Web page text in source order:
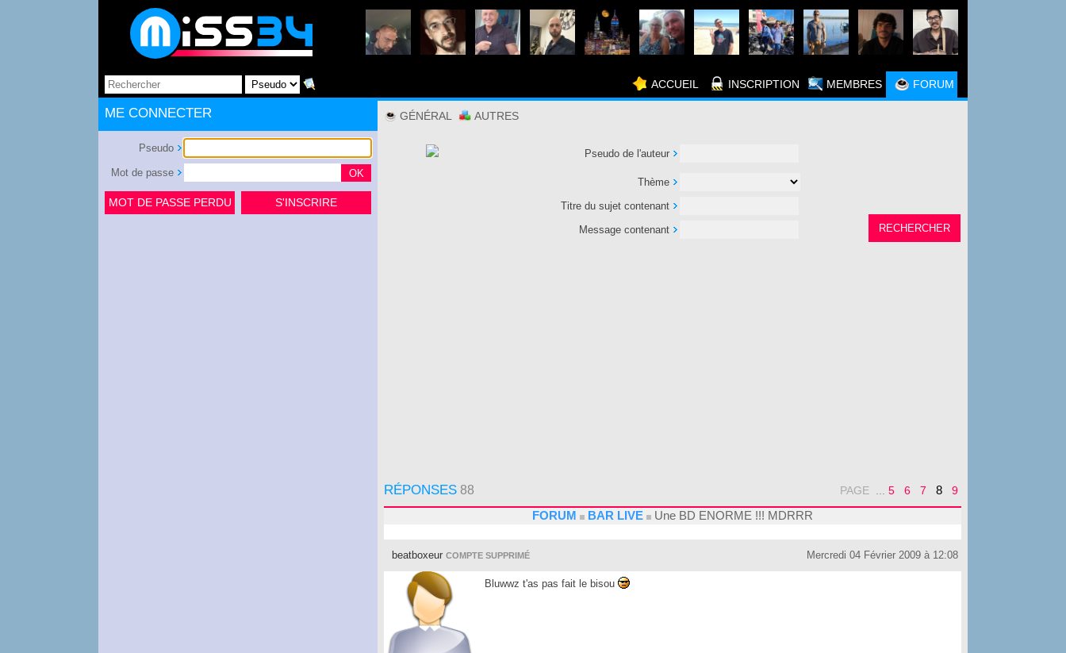
ACCUEIL INSCRIPTION MEMBRES FORUM
ME CONNECTER
Pseudo
Mot de passe
MOT DE PASSE PERDU S'INSCRIRE
GÉNÉRAL AUTRES
Pseudo de l'auteur
Thème
Titre du sujet contenant
Message contenant
RÉPONSES 88 PAGE 5 6 7 8 9
FORUM BAR LIVE Une BD ENORME !!! MDRRR
beatboxeur COMPTE SUPPRIMÉ Mercredi 04 Février 2009 à 12:08
Bluwwz t'as pas fait le bisou